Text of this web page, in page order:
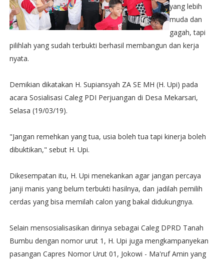
yang lebih
muda dan
gagah, tapi
pilihlah yang sudah terbukti berhasil membangun dan kerja
nyata.
Demikian dikatakan H. Supiansyah ZA SE MH (H. Upi) pada
acara Sosialisasi Caleg PDI Perjuangan di Desa Mekarsari,
Selasa (19/03/19).
"Jangan remehkan yang tua, usia boleh tua tapi kinerja boleh
dibuktikan," sebut H. Upi.
Dikesempatan itu, H. Upi menekankan agar jangan percaya
janji manis yang belum terbukti hasilnya, dan jadilah pemilih
cerdas yang bisa memilah calon yang bakal didukungnya.
Selain mensosialisasikan dirinya sebagai Caleg DPRD Tanah
Bumbu dengan nomor urut 1, H. Upi juga mengkampanyekan
pasangan Capres Nomor Urut 01, Jokowi - Ma'ruf Amin yang